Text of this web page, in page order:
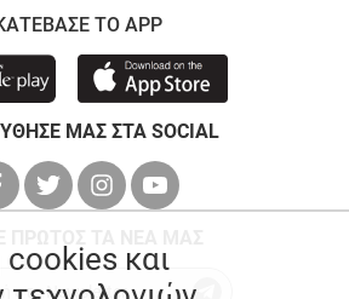
ΤΟ APP
ΜΑΣ ΣΤΑ SOCIAL
cookies και